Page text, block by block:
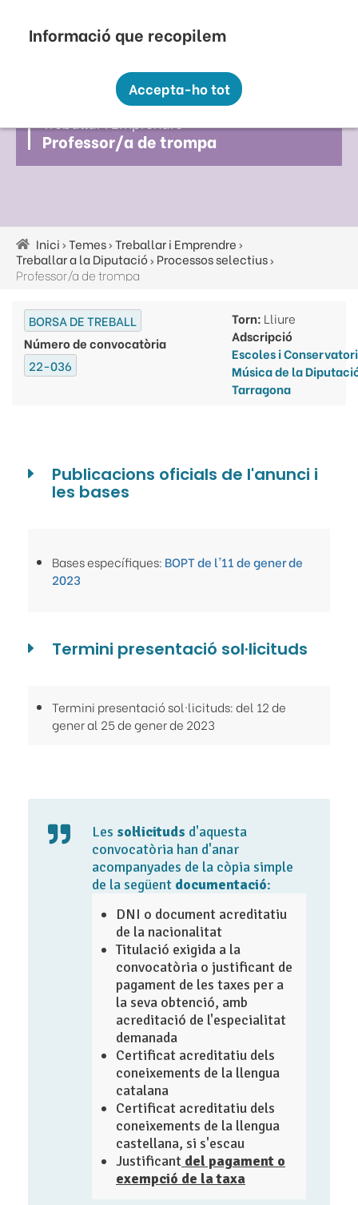
contingut
Treballar I Emprendre
Professor/a de trompa
d'ariadna
Inici Temes Treballar i Emprendre
Treballar a la Diputació Processos selectius
Professor/a de trompa
BORSA DE TREBALL
Número de convocatòria
22-036
Torn: Lliure
Adscripció
Escoles i
Música de la
Tarragona
Publicacions oficials de l'anunci i
les bases
Bases específiques: BOPT de l'11 de gener de
2023
Termini presentació sol·licituds
Termini presentació sol·licituds: del 12 de
gener al 25 de gener de 2023
Les sol·licituds d'aquesta
convocatòria han d'anar
acompanyades de la còpia simple
de la següent documentació:
DNI o document acreditatiu
de la nacionalitat
Titulació exigida a la
convocatòria o justificant de
pagament de les taxes per a
la seva obtenció, amb
acreditació de l'especialitat
demanada
Certificat acreditatiu dels
coneixements de la llengua
catalana
Certificat acreditatiu dels
coneixements de la llengua
castellana, si s'escau
Justificant del pagament o
exempció de la taxa
personal amb les següents finalitats:
Funcionalitat, Analítica.
Més informació
Canviar preferències
Accepta-ho tot